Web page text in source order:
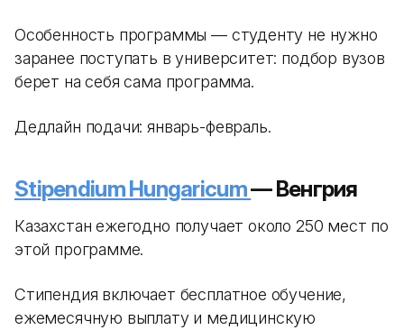
Особенность программы — студенту не нужно
заранее поступать в университет: подбор вузов
берет на себя сама программа.
Дедлайн подачи: январь-февраль.
Stipendium Hungaricum— Венгрия
Казахстан ежегодно получает около 250 мест по
этой программе.
Стипендия включает бесплатное обучение,
ежемесячную выплату и медицинскую